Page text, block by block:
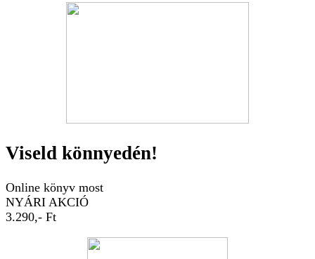
Viseld könnyedén!
Online könyv most
NYÁRI AKCIÓ
3.290,- Ft